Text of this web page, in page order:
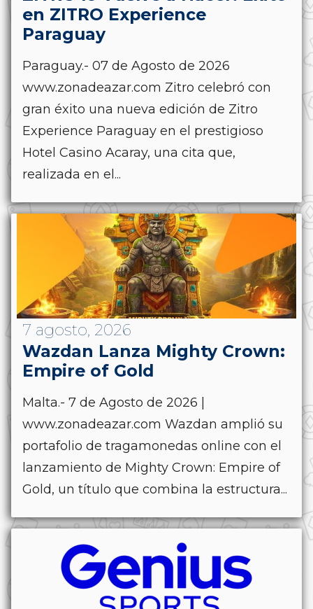
en ZITRO Experience
Paraguay
Paraguay.- 07 de Agosto de 2026
www.zonadeazar.com Zitro celebró con
gran éxito una nueva edición de Zitro
Experience Paraguay en el prestigioso
Hotel Casino Acaray, una cita que,
realizada en el...
7 agosto, 2026
Wazdan Lanza Mighty Crown:
Empire of Gold
Malta.- 7 de Agosto de 2026 |
www.zonadeazar.com Wazdan amplió su
portafolio de tragamonedas online con el
lanzamiento de Mighty Crown: Empire of
Gold, un título que combina la estructura...